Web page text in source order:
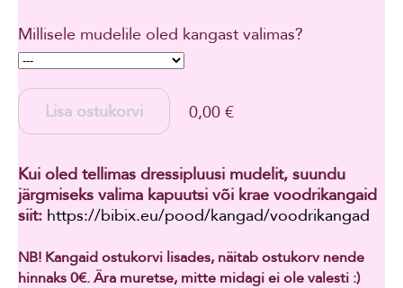
Millisele mudelile oled kangast valimas?
Lisa ostukorvi 0,00 €
Kui oled tellimas dressipluusi mudelit, suundu
järgmiseks valima kapuutsi või krae voodrikangaid
siit: https://bibix.eu/pood/kangad/voodrikangad
NB! Kangaid ostukorvi lisades, näitab ostukorv nende
hinnaks 0€. Ära muretse, mitte midagi ei ole valesti :)